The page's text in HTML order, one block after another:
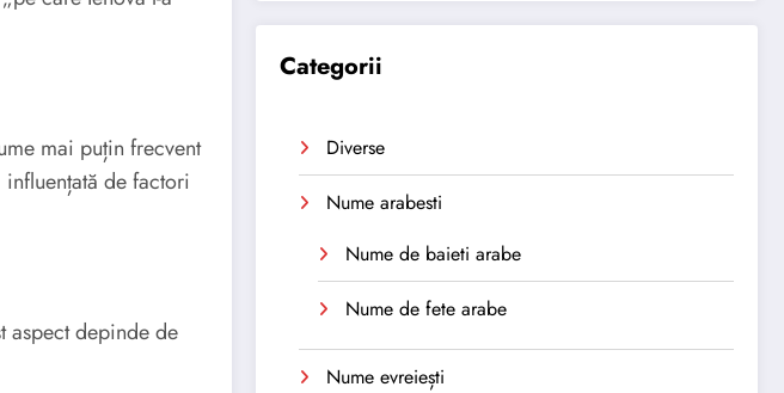
mai puțin frecvent
de factori
aspect depinde de
Categorii
Diverse
Nume arabesti
Nume de baieti arabe
Nume de fete arabe
Nume evreiești